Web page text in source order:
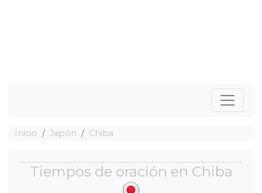
Inicio Japón Chiba
Tiempos de oración en Chiba